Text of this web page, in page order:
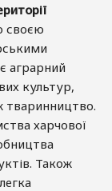
своєю
аграрний
культур,
тваринництво.
харчової
Також